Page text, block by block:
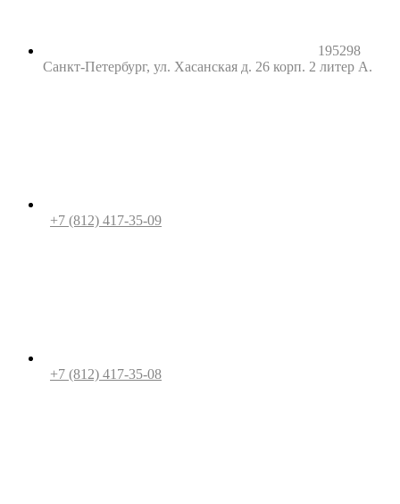
195298
Санкт-Петербург, ул. Хасанская д. 26 корп. 2 литер А.
+7 (812) 417-35-09
+7 (812) 417-35-08